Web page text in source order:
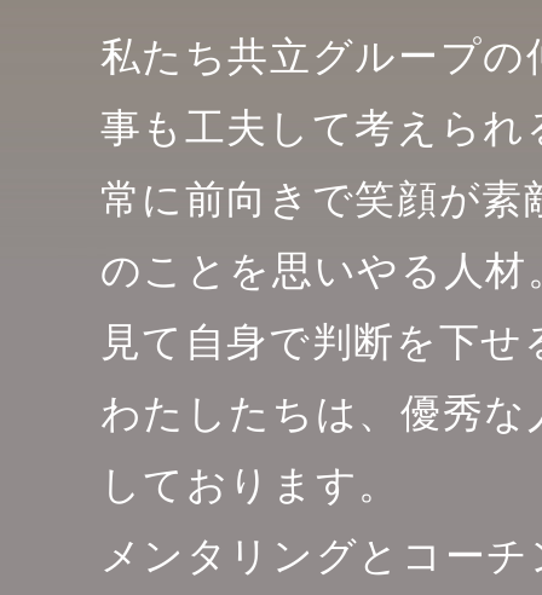
私たち共立グループの
事も工夫して考えられ
常に前向きで笑顔が素
のことを思いやる人材
見て自身で判断を下せ
わたしたちは、優秀な
しております。
メンタリングとコー